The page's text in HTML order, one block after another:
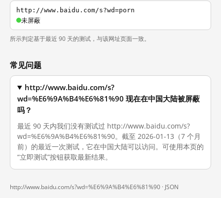
http://www.baidu.com/s?wd=porn
未屏蔽
所示判定基于最近 90 天的测试，与该网址页面一致。
常见问题
http://www.baidu.com/s?
wd=%E6%9A%B4%E6%81%90 现在在中国大陆被屏蔽
吗？
最近 90 天内我们没有测试过 http://www.baidu.com/s?
wd=%E6%9A%B4%E6%81%90。截至 2026-01-13（7 个月
前）的最近一次测试，它在中国大陆可以访问。可使用本页的
“立即测试”按钮获取最新结果。
http://www.baidu.com/s?wd=%E6%9A%B4%E6%81%90 · JSON